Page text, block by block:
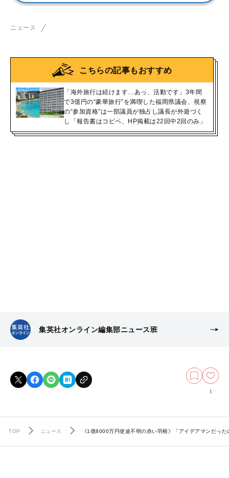
ニュース
こちらの記事もおすすめ
「海外旅行は続けます…あっ、活動です」3年間
で3億円の“豪華旅行”を満喫した福岡県議会、視察
の“参加資格”は一部議員が独占し議長が外遊づく
し「報告書はコピペ、HP掲載は22回中2回のみ」
集英社オンライン編集部ニュース班
1
TOP ニュース 《1億8000万円使途不明の赤い羽根》「アイデアマンだっ